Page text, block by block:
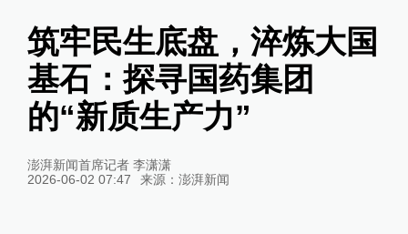
筑牢民生底盘，淬炼大国
基石：探寻国药集团
的“新质生产力”
澎湃新闻首席记者 李潇潇
2026-06-02 07:47
来源： 澎湃新闻